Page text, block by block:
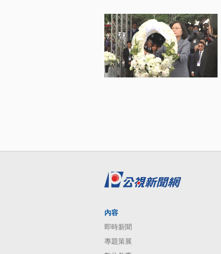
內容
即時新聞
專題策展